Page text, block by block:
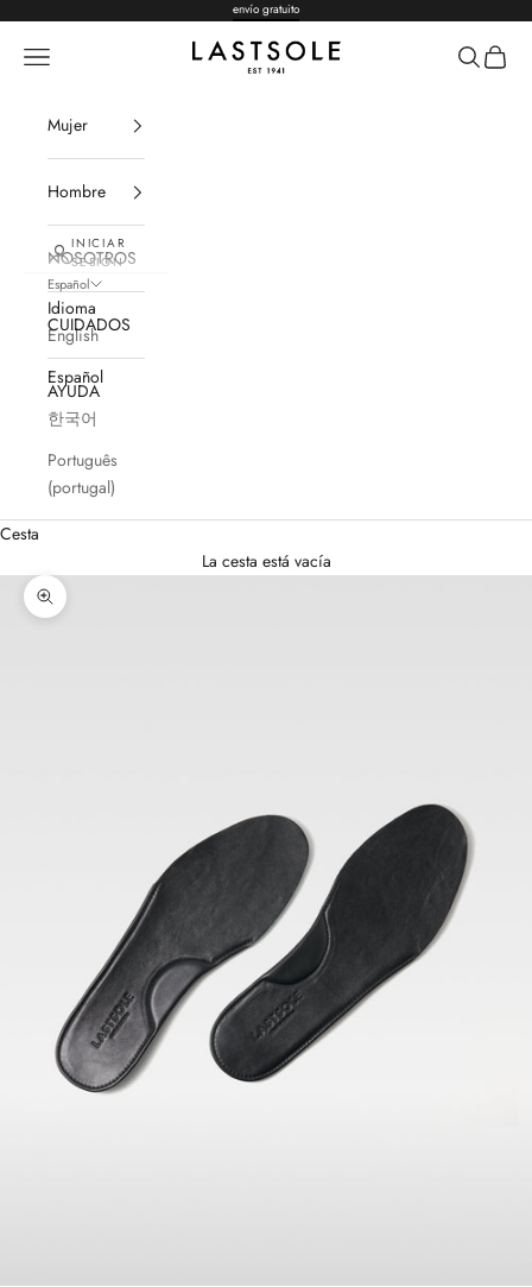
envío gratuito
LASTSOLE
Menú Buscar
Cesta
Mujer
Hombre
NOSOTROS
CUIDADOS
AYUDA
INICIAR
SESIÓN
Español
Idioma
English
Español
한국어
Português
(portugal)
Cesta
La cesta está vacía
Zoom